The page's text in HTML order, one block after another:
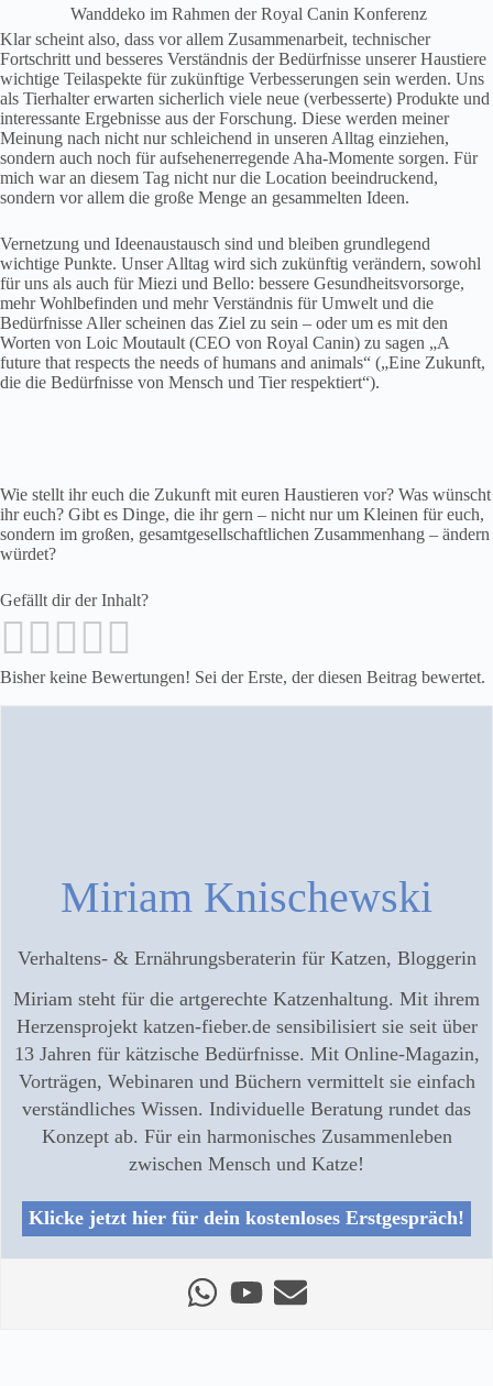
Wanddeko im Rahmen der Royal Canin Konferenz
Klar scheint also, dass vor allem Zusammenarbeit, technischer
Fortschritt und besseres Verständnis der Bedürfnisse unserer Haustiere
wichtige Teilaspekte für zukünftige Verbesserungen sein werden. Uns
als Tierhalter erwarten sicherlich viele neue (verbesserte) Produkte und
interessante Ergebnisse aus der Forschung. Diese werden meiner
Meinung nach nicht nur schleichend in unseren Alltag einziehen,
sondern auch noch für aufsehenerregende Aha-Momente sorgen. Für
mich war an diesem Tag nicht nur die Location beeindruckend,
sondern vor allem die große Menge an gesammelten Ideen.
Vernetzung und Ideenaustausch sind und bleiben grundlegend
wichtige Punkte. Unser Alltag wird sich zukünftig verändern, sowohl
für uns als auch für Miezi und Bello: bessere Gesundheitsvorsorge,
mehr Wohlbefinden und mehr Verständnis für Umwelt und die
Bedürfnisse Aller scheinen das Ziel zu sein – oder um es mit den
Worten von Loic Moutault (CEO von Royal Canin) zu sagen „A
future that respects the needs of humans and animals“ („Eine Zukunft,
die die Bedürfnisse von Mensch und Tier respektiert“).
Wie stellt ihr euch die Zukunft mit euren Haustieren vor? Was wünscht
ihr euch? Gibt es Dinge, die ihr gern – nicht nur um Kleinen für euch,
sondern im großen, gesamtgesellschaftlichen Zusammenhang – ändern
würdet?
Gefällt dir der Inhalt?
Bisher keine Bewertungen! Sei der Erste, der diesen Beitrag bewertet.
Miriam Knischewski
Verhaltens- & Ernährungsberaterin für Katzen, Bloggerin
Miriam steht für die artgerechte Katzenhaltung. Mit ihrem
Herzensprojekt katzen-fieber.de sensibilisiert sie seit über
13 Jahren für kätzische Bedürfnisse. Mit Online-Magazin,
Vorträgen, Webinaren und Büchern vermittelt sie einfach
verständliches Wissen. Individuelle Beratung rundet das
Konzept ab. Für ein harmonisches Zusammenleben
zwischen Mensch und Katze!
Klicke jetzt hier für dein kostenloses Erstgespräch!